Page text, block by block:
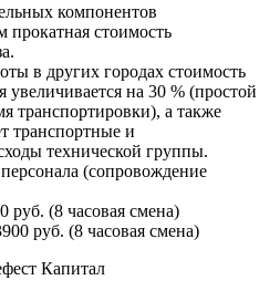
компонентов
стоимость
в других городах стоимость
увеличивается на 30 % (простой
транспортировки), а также
транспортные и
технической группы.
(сопровождение
руб. (8 часовая смена)
руб. (8 часовая смена)
Капитал